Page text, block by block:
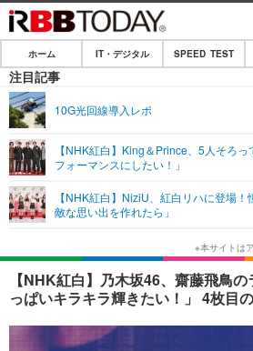
ホーム
IT・デジタル
ネタ
ショッピング
SPEED TEST
エンタメ
エンタメTOP
音楽
ライフ
ライフTOP
ペット
その他
リリース一覧
プッシュ通知の停止方法
ホーム IT・デジタル SPEED TEST
注目記事
10G光回線導入レポ
【NHK紅白】King＆Prince、5人そろ
フォーマンスにしたい！」
【NHK紅白】NiziU、紅白リハに登場
敵な思い出を作れたら」
【NHK紅白】乃木坂46、齋藤飛鳥
っぱいキラキラ輝きたい！」 4枚目